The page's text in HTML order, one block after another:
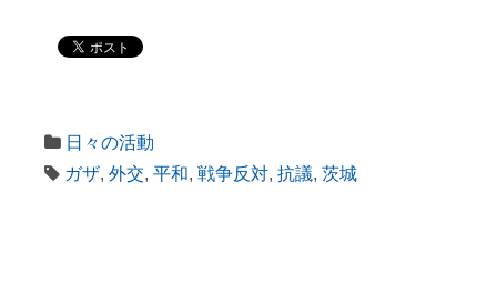
日々の活動
ガザ, 外交, 平和, 戦争反対, 抗議, 茨城